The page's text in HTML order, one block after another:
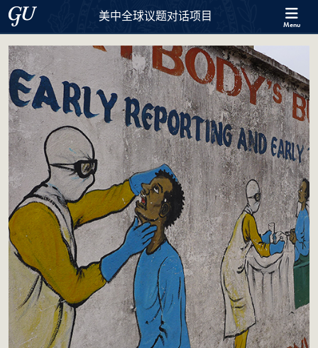
Skip to 美中全球议题对话项目 Full Site Menu
Skip to main content
Georgetown University美中全球议题对话项目 Menu